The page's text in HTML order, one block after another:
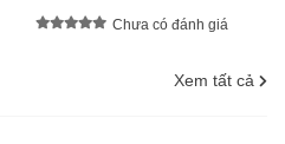
Chưa có đánh giá
Xem tất cả